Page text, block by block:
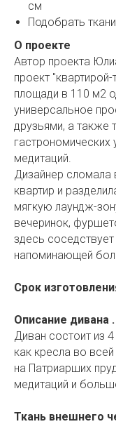
см
Подобрать
О проекте
Автор проекта
проект
площади в 110 м2
универсальное
друзьями, а также
гастрономических
медитаций.
Дизайнер сломала
квартир и
мягкую лаундж-
вечеринок,
здесь
напоминающей
Срок
Описание дивана .
Диван состоит из
как кресла во
на Патриарших
медитаций и
Ткань внешнего